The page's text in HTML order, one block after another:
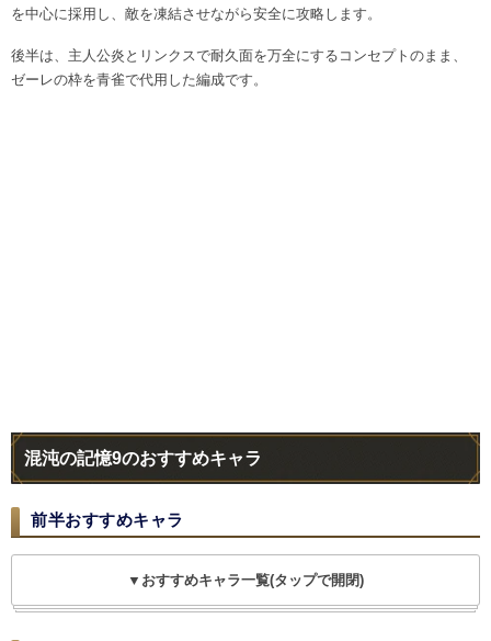
を中心に採用し、敵を凍結させながら安全に攻略します。
後半は、主人公炎とリンクスで耐久面を万全にするコンセプトのまま、
ゼーレの枠を青雀で代用した編成です。
混沌の記憶9のおすすめキャラ
前半おすすめキャラ
▼おすすめキャラ一覧(タップで開閉)